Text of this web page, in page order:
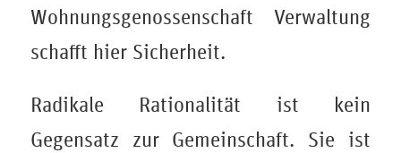
Wohnungsgenossenschaft Verwaltung
schafft hier Sicherheit.
Radikale Rationalität ist kein
Gegensatz zur Gemeinschaft. Sie ist